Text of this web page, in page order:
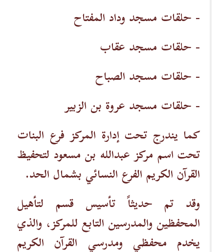
- حلقات مسجد وداد المفتاح
- حلقات مسجد عقاب
- حلقات مسجد الصباح
- حلقات مسجد عروة بن الزبير
كما يندرج تحت إدارة المركز فرع البنات
تحت اسم مركز عبدالله بن مسعود لتحفيظ
القرآن الكريم الفرع النسائي بشمال الحد.
وقد تم حديثاً تأسيس قسم لتأهيل
المحفظين والمدرسين التابع للمركز، والذي
يخدم محفظي ومدرسي القرآن الكريم